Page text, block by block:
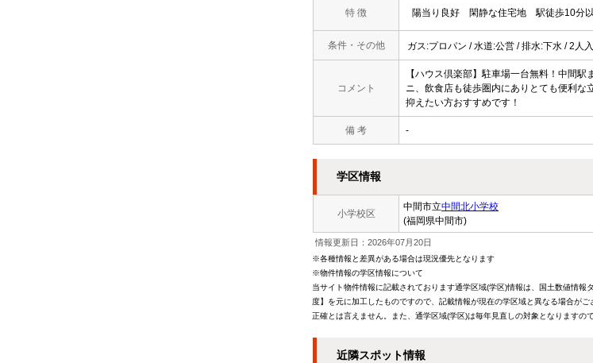
特 徴 陽当り良好 閑静な住宅地 駅徒歩10分
条件・その他 ガス:プロパン / 水道:公営 / 排水:下水 / 2人
コメント
【ハウス倶楽部】駐車場一台無料！中間
ニ、飲食店も徒歩圏内にありとても便利な
抑えたい方おすすめです！
備 考 -
学区情報
小学校区
中間市立中間北小学校
(福岡県中間市)
情報更新日：2026年07月20日
※各種情報と差異がある場合は現況優先となります
※物件情報の学区情報について
当サイト物件情報に記載されております通学区域(学区)情報は、国土数値情
度】を元に加工したものですので、記載情報が現在の学区域と異なる場合が
正確とは言えません。また、通学区域(学区)は毎年見直しの対象となりますの
近隣スポット情報